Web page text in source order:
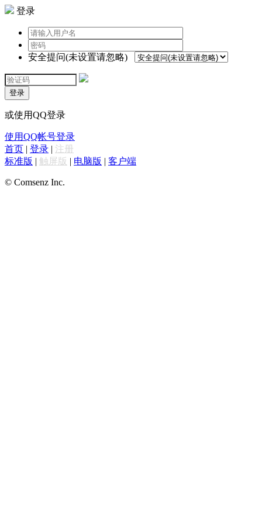
登录
安全提问(未设置请忽略)
登录
或使用QQ登录
使用QQ帐号登录
首页 | 登录 | 注册
标准版 | 触屏版 | 电脑版 | 客户端
© Comsenz Inc.